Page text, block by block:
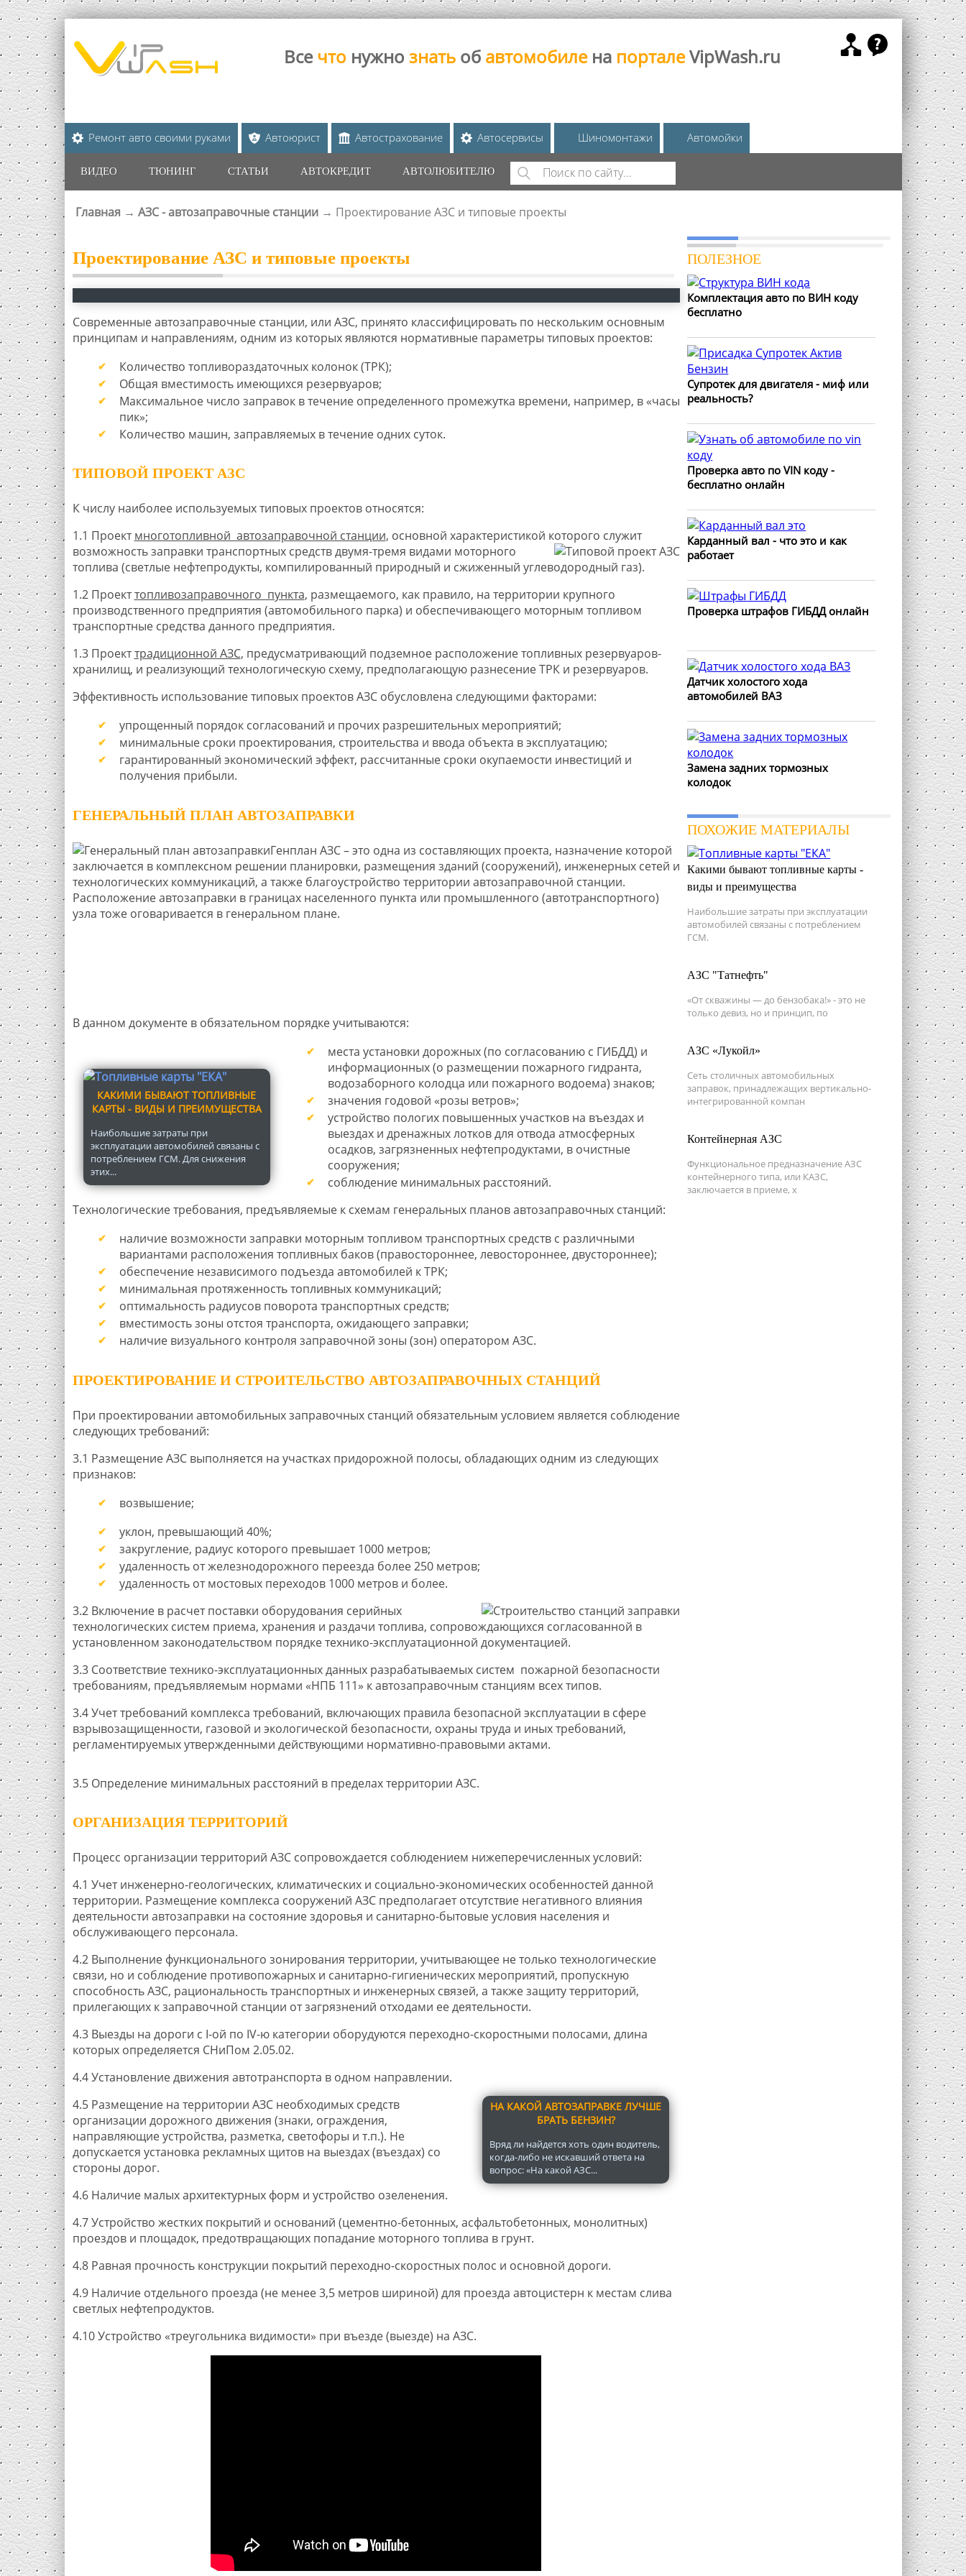
Все что нужно знать об автомобиле на порталеVipWash.ru
Ремонт авто своими руками Автоюрист Автострахование Автосервисы Шиномонтажи Автомойки
ВИДЕО ТЮНИНГ СТАТЬИ АВТОКРЕДИТ АВТОЛЮБИТЕЛЮ
ФОРМА ПОИСКА
Поиск
ВЫ ЗДЕСЬ
Главная → АЗС - автозаправочные станции → Проектирование АЗС и типовые проекты
Проектирование АЗС и типовые проекты
Современные автозаправочные станции, или АЗС, принято классифицировать по нескольким основным
принципам и направлениям, одним из которых являются нормативные параметры типовых проектов:
Количество топливораздаточных колонок (ТРК);
Общая вместимость имеющихся резервуаров;
Максимальное число заправок в течение определенного промежутка времени, например, в «часы
пик»;
Количество машин, заправляемых в течение одних суток.
ТИПОВОЙ ПРОЕКТ АЗС
К числу наиболее используемых типовых проектов относятся:
1.1 Проектмноготопливной автозаправочной станции, основной характеристикой которого служит
возможность заправки транспортных средств двумя-тремя видами моторного
топлива (светлые нефтепродукты, компилированный природный и сжиженный углеводородный газ).
1.2 Проекттопливозаправочного пункта, размещаемого, как правило, на территории крупного
производственного предприятия (автомобильного парка) и обеспечивающего моторным топливом
транспортные средства данного предприятия.
1.3 Проекттрадиционной АЗС, предусматривающий подземное расположение топливных резервуаров-
хранилищ, и реализующий технологическую схему, предполагающую разнесение ТРК и резервуаров.
Эффективность использование типовых проектов АЗС обусловлена следующими факторами:
упрощенный порядок согласований и прочих разрешительных мероприятий;
минимальные сроки проектирования, строительства и ввода объекта в эксплуатацию;
гарантированный экономический эффект, рассчитанные сроки окупаемости инвестиций и
получения прибыли.
ГЕНЕРАЛЬНЫЙ ПЛАН АВТОЗАПРАВКИ
Генплан АЗС – это одна из составляющих проекта, назначение которой
заключается в комплексном решении планировки, размещения зданий (сооружений), инженерных сетей и
технологических коммуникаций, а также благоустройство территории автозаправочной станции.
Расположение автозаправки в границах населенного пункта или промышленного (автотранспортного)
узла тоже оговаривается в генеральном плане.
В данном документе в обязательном порядке учитываются:
КАКИМИ БЫВАЮТ ТОПЛИВНЫЕ
КАРТЫ - ВИДЫ И ПРЕИМУЩЕСТВА
Наибольшие затраты при
эксплуатации автомобилей связаны с
потреблением ГСМ. Для снижения
этих...
места установки дорожных (по согласованию с ГИБДД) и
информационных (о размещении пожарного гидранта,
водозаборного колодца или пожарного водоема) знаков;
значения годовой «розы ветров»;
устройство пологих повышенных участков на въездах и
выездах и дренажных лотков для отвода атмосферных
осадков, загрязненных нефтепродуктами, в очистные
сооружения;
соблюдение минимальных расстояний.
Технологические требования, предъявляемые к схемам генеральных планов автозаправочных станций:
наличие возможности заправки моторным топливом транспортных средств с различными
вариантами расположения топливных баков (правостороннее, левостороннее, двустороннее);
обеспечение независимого подъезда автомобилей к ТРК;
минимальная протяженность топливных коммуникаций;
оптимальность радиусов поворота транспортных средств;
вместимость зоны отстоя транспорта, ожидающего заправки;
наличие визуального контроля заправочной зоны (зон) оператором АЗС.
ПРОЕКТИРОВАНИЕ И СТРОИТЕЛЬСТВО АВТОЗАПРАВОЧНЫХ СТАНЦИЙ
При проектировании автомобильных заправочных станций обязательным условием является соблюдение
следующих требований:
3.1 Размещение АЗС выполняется на участках придорожной полосы, обладающих одним из следующих
признаков:
возвышение;
уклон, превышающий 40%;
закругление, радиус которого превышает 1000 метров;
удаленность от железнодорожного переезда более 250 метров;
удаленность от мостовых переходов 1000 метров и более.
3.2 Включение в расчет поставки оборудования серийных
технологических систем приема, хранения и раздачи топлива, сопровождающихся согласованной в
установленном законодательством порядке технико-эксплуатационной документацией.
3.3 Соответствие технико-эксплуатационных данных разрабатываемых систем пожарной безопасности
требованиям, предъявляемым нормами «НПБ 111» к автозаправочным станциям всех типов.
3.4 Учет требований комплекса требований, включающих правила безопасной эксплуатации в сфере
взрывозащищенности, газовой и экологической безопасности, охраны труда и иных требований,
регламентируемых утвержденными действующими нормативно-правовыми актами.
3.5 Определение минимальных расстояний в пределах территории АЗС.
ОРГАНИЗАЦИЯ ТЕРРИТОРИЙ
Процесс организации территорий АЗС сопровождается соблюдением нижеперечисленных условий:
4.1 Учет инженерно-геологических, климатических и социально-экономических особенностей данной
территории. Размещение комплекса сооружений АЗС предполагает отсутствие негативного влияния
деятельности автозаправки на состояние здоровья и санитарно-бытовые условия населения и
обслуживающего персонала.
4.2 Выполнение функционального зонирования территории, учитывающее не только технологические
связи, но и соблюдение противопожарных и санитарно-гигиенических мероприятий, пропускную
способность АЗС, рациональность транспортных и инженерных связей, а также защиту территорий,
прилегающих к заправочной станции от загрязнений отходами ее деятельности.
4.3 Выезды на дороги с I-ой по IV-ю категории оборудуются переходно-скоростными полосами, длина
которых определяется СНиПом 2.05.02.
НА КАКОЙ АВТОЗАПРАВКЕ ЛУЧШЕ
БРАТЬ БЕНЗИН?
Вряд ли найдется хоть один водитель,
когда-либо не искавший ответа на
вопрос: «На какой АЗС...
4.4 Установление движения автотранспорта в одном направлении.
4.5 Размещение на территории АЗС необходимых средств
организации дорожного движения (знаки, ограждения,
направляющие устройства, разметка, светофоры и т.п.). Не
допускается установка рекламных щитов на выездах (въездах) со
стороны дорог.
4.6 Наличие малых архитектурных форм и устройство озеленения.
4.7 Устройство жестких покрытий и оснований (цементно-бетонных, асфальтобетонных, монолитных)
проездов и площадок, предотвращающих попадание моторного топлива в грунт.
4.8 Равная прочность конструкции покрытий переходно-скоростных полос и основной дороги.
4.9 Наличие отдельного проезда (не менее 3,5 метров шириной) для проезда автоцистерн к местам слива
светлых нефтепродуктов.
4.10 Устройство «треугольника видимости» при въезде (выезде) на АЗС.
ПОЛЕЗНОЕ
Комплектация авто по ВИН коду
бесплатно
Супротек для двигателя - миф или
реальность?
Проверка авто по VIN коду -
бесплатно онлайн
Карданный вал - что это и как
работает
Проверка штрафов ГИБДД онлайн
Датчик холостого хода
автомобилей ВАЗ
Замена задних тормозных
колодок
ПОХОЖИЕ МАТЕРИАЛЫ
Какими бывают топливные карты -
виды и преимущества
Наибольшие затраты при эксплуатации
автомобилей связаны с потреблением
ГСМ.
АЗС "Татнефть"
«От скважины — до бензобака!» - это не
только девиз, но и принцип, по
АЗС «Лукойл»
Сеть столичных автомобильных
заправок, принадлежащих вертикально-
интегрированной компан
Контейнерная АЗС
Функциональное предназначение АЗС
контейнерного типа, или КАЗС,
заключается в приеме, х